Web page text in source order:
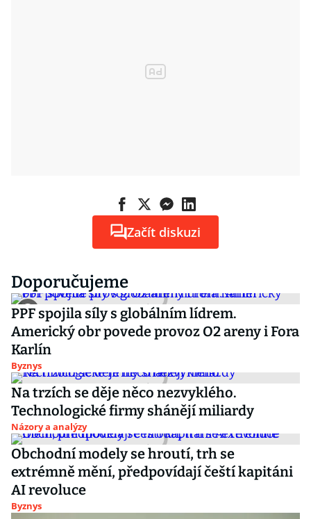
Začít diskuzi
Doporučujeme
PPF spojila síly s globálním lídrem.
Americký obr povede provoz O2 areny i Fora
Karlín
Byznys
Na trzích se děje něco nezvyklého.
Technologické firmy shánějí miliardy
Názory a analýzy
Obchodní modely se hroutí, trh se
extrémně mění, předpovídají čeští kapitáni
AI revoluce
Byznys